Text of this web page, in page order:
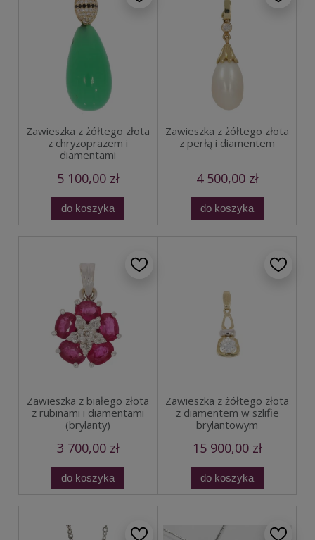
Zawieszka z żółtego złota
z chryzoprazem i
diamentami
5 100,00 zł
do koszyka
Zawieszka z żółtego złota
z perłą i diamentem
4 500,00 zł
do koszyka
Zawieszka z białego złota
z rubinami i diamentami
(brylanty)
3 700,00 zł
do koszyka
Zawieszka z żółtego złota
z diamentem w szlifie
brylantowym
15 900,00 zł
do koszyka